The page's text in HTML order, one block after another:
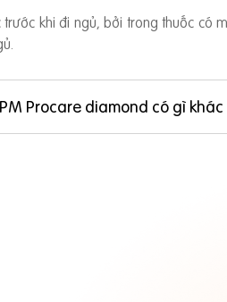
khi đi ngủ, bởi trong thuốc có
Procare diamond có gì